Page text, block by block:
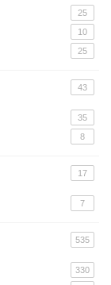
25
10
25
43
35
8
17
7
535
330